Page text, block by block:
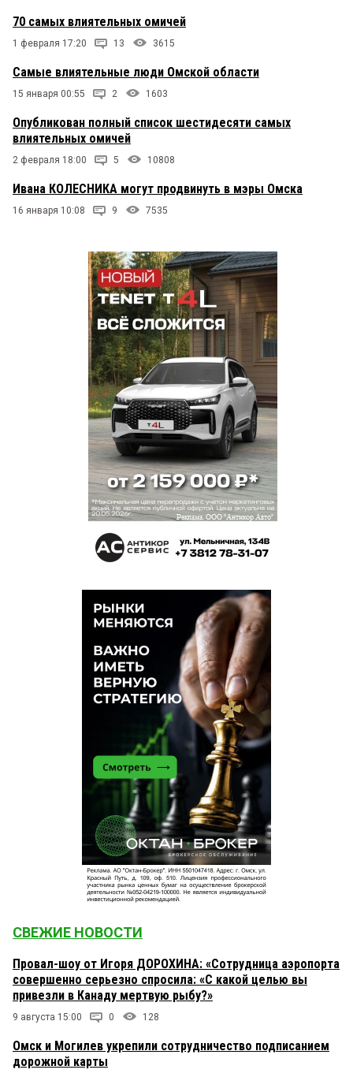
70 самых влиятельных омичей
1 февраля 17:20 13 3615
Самые влиятельные люди Омской области
15 января 00:55 2 1603
Опубликован полный список шестидесяти самых
влиятельных омичей
2 февраля 18:00 5 10808
Ивана КОЛЕСНИКА могут продвинуть в мэры Омска
16 января 10:08 9 7535
СВЕЖИЕ НОВОСТИ
Провал-шоу от Игоря ДОРОХИНА: «Сотрудница аэропорта
совершенно серьезно спросила: «С какой целью вы
привезли в Канаду мертвую рыбу?»
9 августа 15:00 0 128
Омск и Могилев укрепили сотрудничество подписанием
дорожной карты